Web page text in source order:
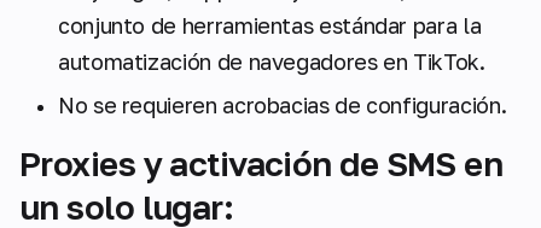
conjunto de herramientas estándar para la
automatización de navegadores en TikTok.
No se requieren acrobacias de configuración.
Proxies y activación de SMS en
un solo lugar: